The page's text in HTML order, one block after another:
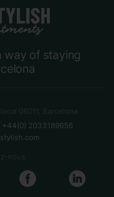
way of staying
08011, Barcelona
2033189656
nous